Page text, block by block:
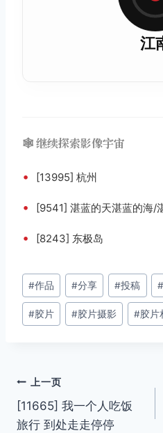
江
🕸️ 继续探索影像宇宙
• [13995] 杭州
• [9541] 湛蓝的天湛蓝的海/
• [8243] 东极岛
文
章
标
#作品 #分享 #投稿 #
#胶片 #胶片摄影 #胶片
文
章
上一页
[11665] 我一个人吃饭
旅行 到处走走停停